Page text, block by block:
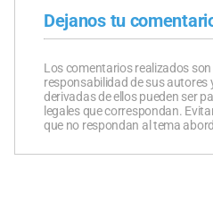
Dejanos tu
Los comentarios realizados son
responsabilidad de sus autores
derivadas de ellos pueden ser
legales que correspondan.
que no respondan al tema